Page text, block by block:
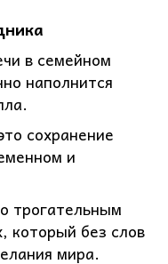
в семейном
наполнится
сохранение
и
трогательным
который без слов
мира.